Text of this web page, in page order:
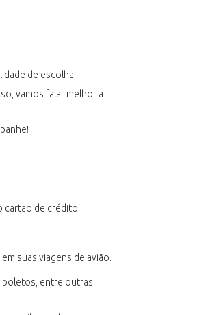
de escolha.
vamos falar melhor a
cartão de crédito.
suas viagens de avião.
boletos, entre outras